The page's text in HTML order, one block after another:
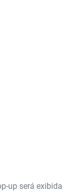
up será exibida